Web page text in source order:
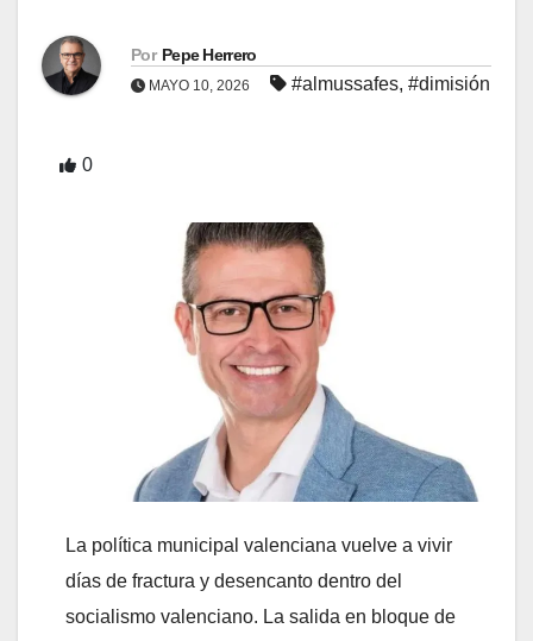
Por Pepe Herrero
MAYO 10, 2026 #almussafes, #dimisión
0
La política municipal valenciana vuelve a vivir
días de fractura y desencanto dentro del
socialismo valenciano. La salida en bloque de